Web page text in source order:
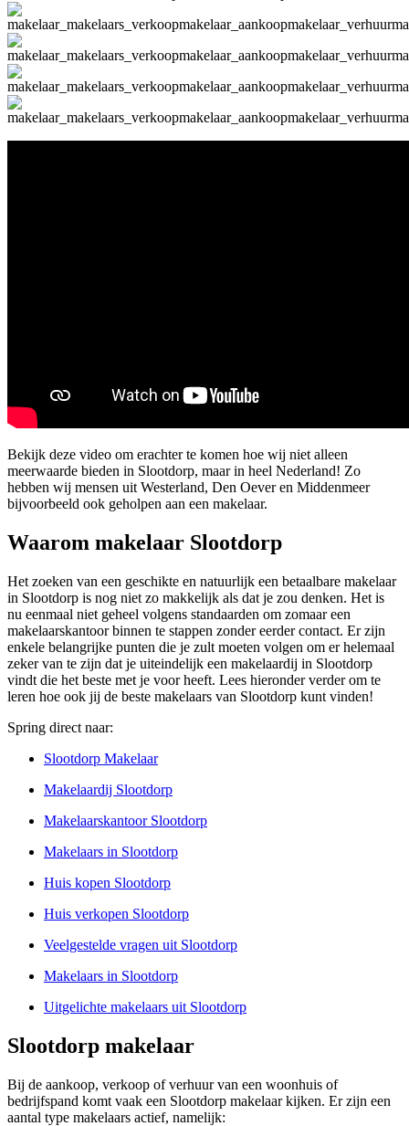
Bekijk deze video om erachter te komen hoe wij niet alleen
meerwaarde bieden in Slootdorp, maar in heel Nederland! Zo
hebben wij mensen uit Westerland, Den Oever en Middenmeer
bijvoorbeeld ook geholpen aan een makelaar.
Waarom makelaar Slootdorp
Het zoeken van een geschikte en natuurlijk een betaalbare makelaar
in Slootdorp is nog niet zo makkelijk als dat je zou denken. Het is
nu eenmaal niet geheel volgens standaarden om zomaar een
makelaarskantoor binnen te stappen zonder eerder contact. Er zijn
enkele belangrijke punten die je zult moeten volgen om er helemaal
zeker van te zijn dat je uiteindelijk een makelaardij in Slootdorp
vindt die het beste met je voor heeft. Lees hieronder verder om te
leren hoe ook jij de beste makelaars van Slootdorp kunt vinden!
Spring direct naar:
Slootdorp Makelaar
Makelaardij Slootdorp
Makelaarskantoor Slootdorp
Makelaars in Slootdorp
Huis kopen Slootdorp
Huis verkopen Slootdorp
Veelgestelde vragen uit Slootdorp
Makelaars in Slootdorp
Uitgelichte makelaars uit Slootdorp
Slootdorp makelaar
Bij de aankoop, verkoop of verhuur van een woonhuis of
bedrijfspand komt vaak een Slootdorp makelaar kijken. Er zijn een
aantal type makelaars actief, namelijk: